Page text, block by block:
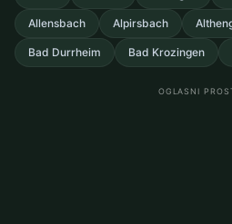
Allensbach Alpirsbach
Bad Durrheim Bad Krozingen
OGLASNI